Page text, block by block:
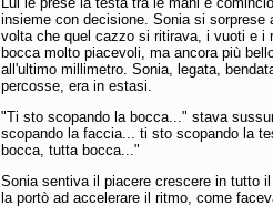
insieme con decisione. Sonia si sorprese
volta che quel cazzo si ritirava, i vuoti e i
bocca molto piacevoli, ma ancora più
all'ultimo millimetro. Sonia, legata,
percosse, era in estasi.
"Ti sto scopando la bocca..." stava
scopando la faccia... ti sto scopando la
bocca, tutta bocca..."
Sonia sentiva il piacere crescere in tutto
la portò ad accelerare il ritmo, come